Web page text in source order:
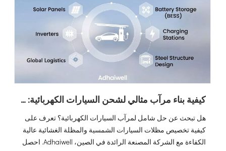
كيفية بناء مرآب مثالي لشحن السيارات الكهربائية: دليل لتخصيص مرآب السيارات مع Adhaiwell China
هل تبحث عن حل شامل لمرآب السيارات الكهربائية؟ تعرف على
كيفية تخصيص مظلات السيارات الشمسية والمظلة الغشائية عالية
الكفاءة مع الشركة المصنعة الرائدة في الصين، Adhaiwell. احصل